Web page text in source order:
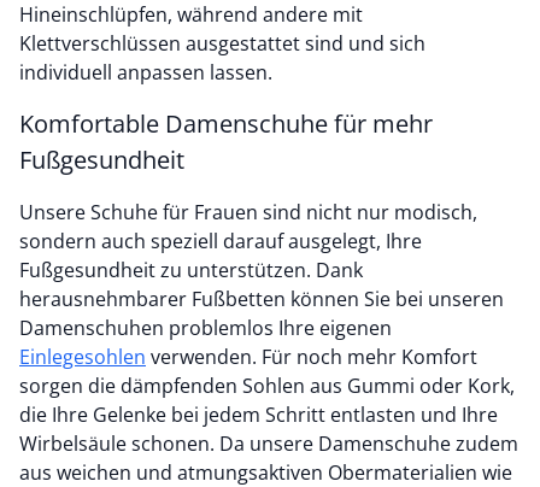
Hineinschlüpfen, während andere mit
Klettverschlüssen ausgestattet sind und sich
individuell anpassen lassen.
Komfortable Damenschuhe für mehr
Fußgesundheit
Unsere Schuhe für Frauen sind nicht nur modisch,
sondern auch speziell darauf ausgelegt, Ihre
Fußgesundheit zu unterstützen. Dank
herausnehmbarer Fußbetten können Sie bei unseren
Damenschuhen problemlos Ihre eigenen
Einlegesohlen verwenden. Für noch mehr Komfort
sorgen die dämpfenden Sohlen aus Gummi oder Kork,
die Ihre Gelenke bei jedem Schritt entlasten und Ihre
Wirbelsäule schonen. Da unsere Damenschuhe zudem
aus weichen und atmungsaktiven Obermaterialien wie